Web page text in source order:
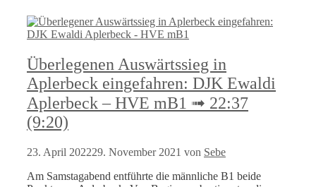
Überlegenen Auswärtssieg in
Aplerbeck eingefahren: DJK Ewaldi
Aplerbeck – HVE mB1 ➟ 22:37
(9:20)
23. April 202229. November 2021 von Sebe
Am Samstagabend entführte die männliche B1 beide